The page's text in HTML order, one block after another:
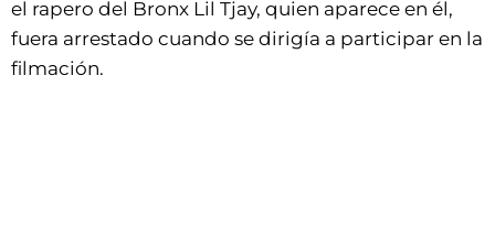
el rapero del Bronx Lil Tjay, quien aparece en él,
fuera arrestado cuando se dirigía a participar en la
filmación.